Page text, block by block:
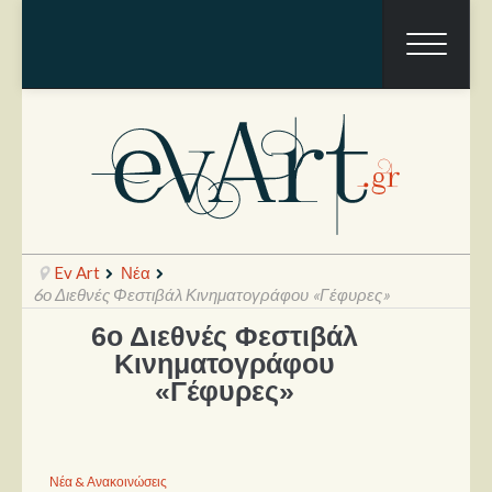
Ραπόρτο
Live & Συναυλίες
Συνεντεύξεις
Ev Art
Νέα
6ο Διεθνές Φεστιβάλ Κινηματογράφου «Γέφυρες»
6ο Διεθνές Φεστιβάλ
Κινηματογράφου
«Γέφυρες»
Νέα & Ανακοινώσεις